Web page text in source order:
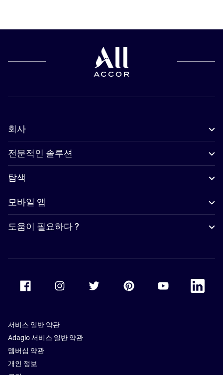
회사
전문적인 솔루션
탐색
모바일 앱
도움이 필요하다 ?
Accor Facebook Accor TwitterAccor PinterestAccor Youtube
Accor
서비스 일반 약관
Adagio 서비스 일반 약관
멤버십 약관
개인 정보